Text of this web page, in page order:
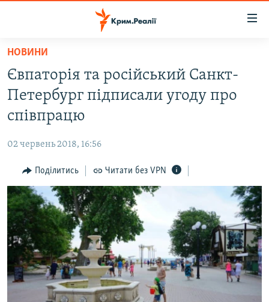
Перейти
основного
матеріалу
Перейти
до
основної
навігації
Перейти
до
пошуку
ВОДА.КРИМ
ВІДЕО ТА ФОТО
БЛОГИ
ПОГЛЯД
ІНТЕРВ'Ю
ВСЕ ЗА ДЕНЬ
СПЕЦПРОЕКТИ
ДЕПОРТАЦІЯ
ВІДЕОУРОКИ «ELIFBE»
ЯК ОБІЙТИ БЛОКУВАННЯ
Русский
НОВИНИ
Євпаторія та російський Санкт-
Петербург підписали угоду про
співпрацю
02 червень 2018, 16:56
Поділитись Читати без VPN